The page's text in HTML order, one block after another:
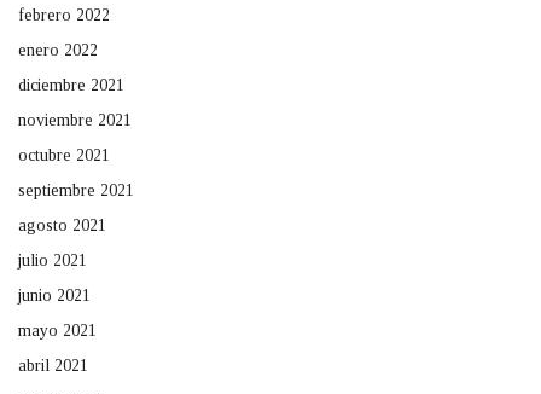
febrero 2022
enero 2022
diciembre 2021
noviembre 2021
octubre 2021
septiembre 2021
agosto 2021
julio 2021
junio 2021
mayo 2021
abril 2021